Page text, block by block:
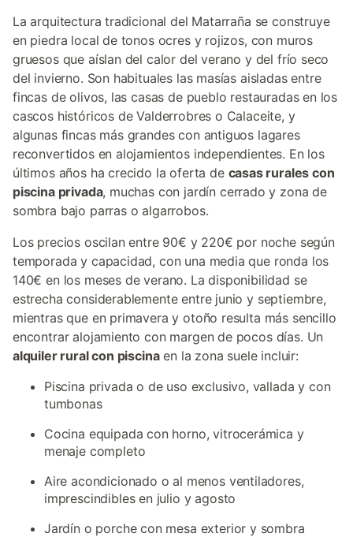
La arquitectura tradicional del Matarraña se construye
en piedra local de tonos ocres y rojizos, con muros
gruesos que aíslan del calor del verano y del frío seco
del invierno. Son habituales las masías aisladas entre
fincas de olivos, las casas de pueblo restauradas en los
cascos históricos de Valderrobres o Calaceite, y
algunas fincas más grandes con antiguos lagares
reconvertidos en alojamientos independientes. En los
últimos años ha crecido la oferta de casas rurales con
piscina privada, muchas con jardín cerrado y zona de
sombra bajo parras o algarrobos.
Los precios oscilan entre 90€ y 220€ por noche según
temporada y capacidad, con una media que ronda los
140€ en los meses de verano. La disponibilidad se
estrecha considerablemente entre junio y septiembre,
mientras que en primavera y otoño resulta más sencillo
encontrar alojamiento con margen de pocos días. Un
alquiler rural con piscinaen la zona suele incluir:
Piscina privada o de uso exclusivo, vallada y con
tumbonas
Cocina equipada con horno, vitrocerámica y
menaje completo
Aire acondicionado o al menos ventiladores,
imprescindibles en julio y agosto
Jardín o porche con mesa exterior y sombra